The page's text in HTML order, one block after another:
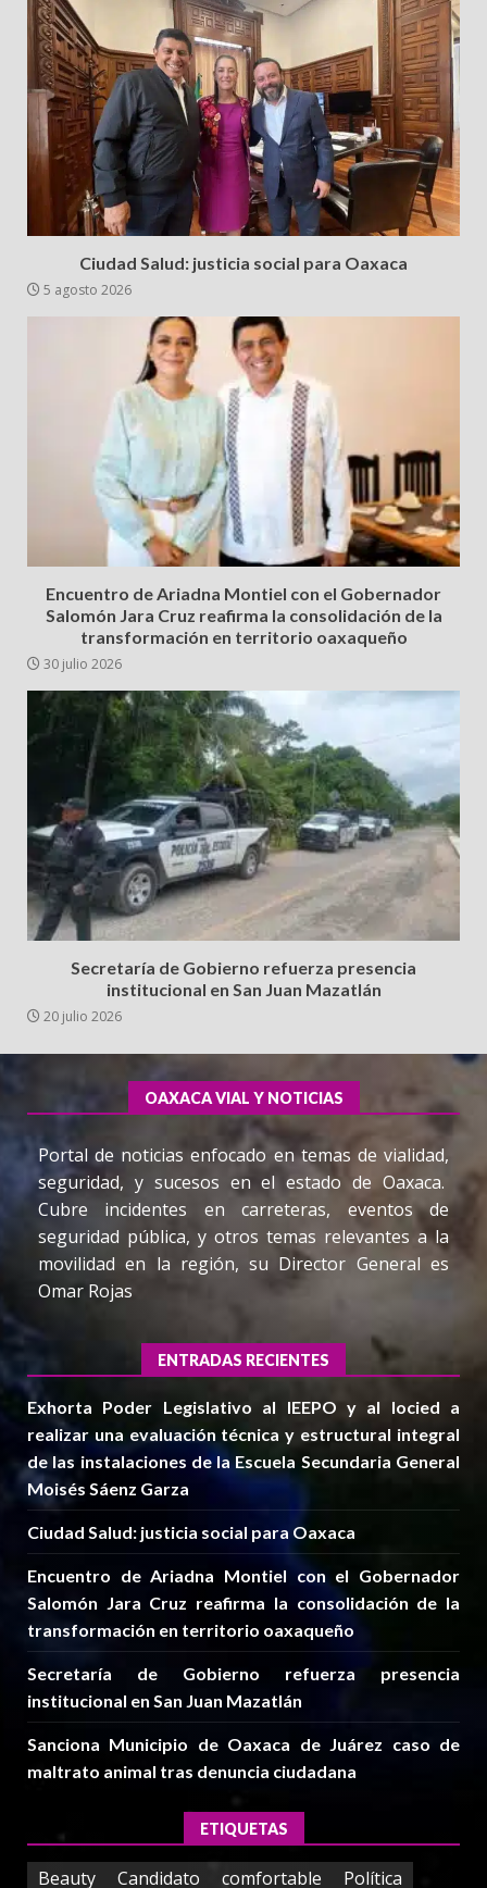
Ciudad Salud: justicia social para Oaxaca
5 agosto 2026
Encuentro de Ariadna Montiel con el Gobernador
Salomón Jara Cruz reafirma la consolidación de la
transformación en territorio oaxaqueño
30 julio 2026
Secretaría de Gobierno refuerza presencia
institucional en San Juan Mazatlán
20 julio 2026
OAXACA VIAL Y NOTICIAS
Portal de noticias enfocado en temas de vialidad,
seguridad, y sucesos en el estado de Oaxaca.
Cubre incidentes en carreteras, eventos de
seguridad pública, y otros temas relevantes a la
movilidad en la región, su Director General es
Omar Rojas
ENTRADAS RECIENTES
Exhorta Poder Legislativo al IEEPO y al Iocied a
realizar una evaluación técnica y estructural integral
de las instalaciones de la Escuela Secundaria General
Moisés Sáenz Garza
Ciudad Salud: justicia social para Oaxaca
Encuentro de Ariadna Montiel con el Gobernador
Salomón Jara Cruz reafirma la consolidación de la
transformación en territorio oaxaqueño
Secretaría de Gobierno refuerza presencia
institucional en San Juan Mazatlán
Sanciona Municipio de Oaxaca de Juárez caso de
maltrato animal tras denuncia ciudadana
ETIQUETAS
Beauty Candidato comfortable Política